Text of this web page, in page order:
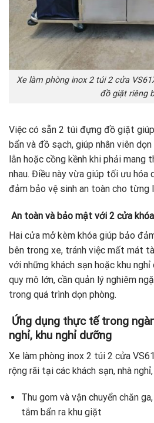
Xe làm phòng inox 2 túi 2 cửa
đồ giặt riêng
Việc có sẵn 2 túi đựng đồ giặt
bẩn và đồ sạch, giúp nhân viên
lẫn hoặc cồng kềnh khi phải mang
nhau. Điều này vừa giúp tối ưu hóa
đảm bảo vệ sinh an toàn cho từng
An toàn và bảo mật với 2 cửa khóa
Hai cửa mở kèm khóa giúp bảo
bên trong xe, tránh việc mất mát
với những khách sạn hoặc khu
quy mô lớn, cần quản lý nghiêm
trong quá trình dọn phòng.
Ứng dụng thực tế trong
nghỉ, khu nghỉ dưỡng
Xe làm phòng inox 2 túi 2 cửa
rộng rãi tại các khách sạn, nhà
Thu gom và vận chuyển chăn
tắm bẩn ra khu giặt